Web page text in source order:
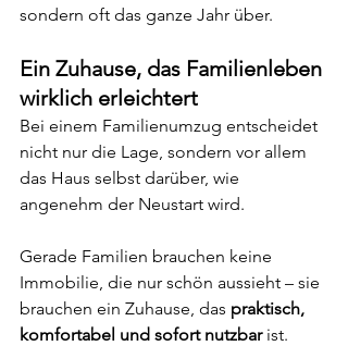
sondern oft das ganze Jahr über.
Ein Zuhause, das Familienleben
wirklich erleichtert
Bei einem Familienumzug entscheidet
nicht nur die Lage, sondern vor allem
das Haus selbst darüber, wie
angenehm der Neustart wird.
Gerade Familien brauchen keine
Immobilie, die nur schön aussieht – sie
brauchen ein Zuhause, das praktisch,
komfortabel und sofort nutzbar ist.